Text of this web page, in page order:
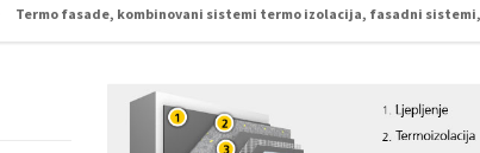
Termo fasade, kombinovani sistemi termo izolacija, fasadni